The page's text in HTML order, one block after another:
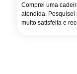
Comprei uma
atendida. Pesquisei
muito satisfeita e